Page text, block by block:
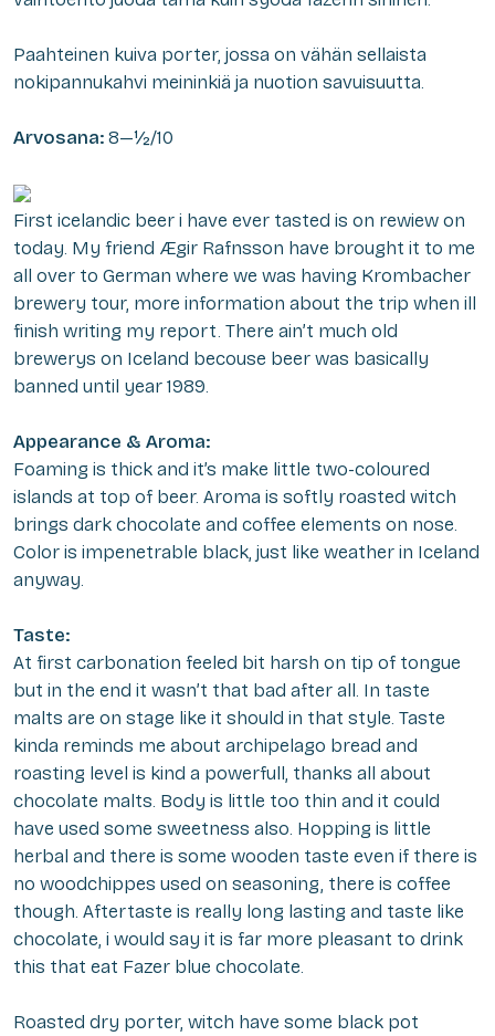
Paahteinen kuiva porter, jossa on vähän sellaista
nokipannukahvi meininkiä ja nuotion savuisuutta.
Arvosana:8—½/10
First icelandic beer i have ever tasted is on rewiew on
today. My friend Ægir Rafnsson have brought it to me
all over to German where we was having Krombacher
brewery tour, more information about the trip when ill
finish writing my report. There ain’t much old
brewerys on Iceland becouse beer was basically
banned until year 1989.
Appearance & Aroma:
Foaming is thick and it’s make little two-coloured
islands at top of beer. Aroma is softly roasted witch
brings dark chocolate and coffee elements on nose.
Color is impenetrable black, just like weather in Iceland
anyway.
Taste:
At first carbonation feeled bit harsh on tip of tongue
but in the end it wasn’t that bad after all. In taste
malts are on stage like it should in that style. Taste
kinda reminds me about archipelago bread and
roasting level is kind a powerfull, thanks all about
chocolate malts. Body is little too thin and it could
have used some sweetness also. Hopping is little
herbal and there is some wooden taste even if there is
no woodchippes used on seasoning, there is coffee
though. Aftertaste is really long lasting and taste like
chocolate, i would say it is far more pleasant to drink
this that eat Fazer blue chocolate.
Roasted dry porter, witch have some black pot